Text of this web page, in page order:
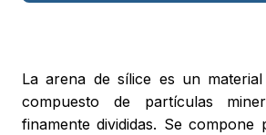
La arena de sílice es un
compuesto de partículas
finamente divididas. Se compone